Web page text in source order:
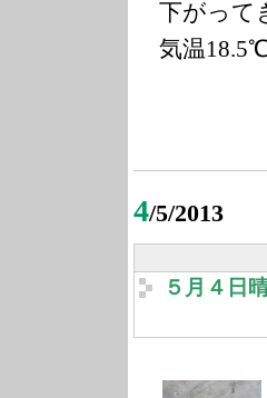
下がって
気温
4/5/2013
５月４日晴